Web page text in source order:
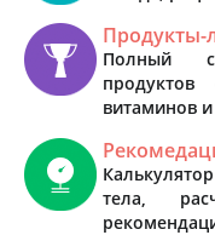
Продукты-
Полный
витаминов
тела,